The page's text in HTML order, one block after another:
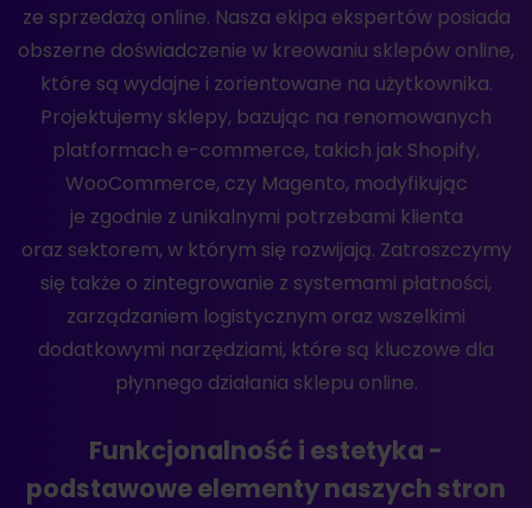
ze sprzedażą online. Nasza ekipa ekspertów posiada
obszerne doświadczenie w kreowaniu sklepów online,
które są wydajne i zorientowane na użytkownika.
Projektujemy sklepy, bazując na renomowanych
platformach e-commerce, takich jak Shopify,
WooCommerce, czy Magento, modyfikując
je zgodnie z unikalnymi potrzebami klienta
oraz sektorem, w którym się rozwijają. Zatroszczymy
się także o zintegrowanie z systemami płatności,
zarządzaniem logistycznym oraz wszelkimi
dodatkowymi narzędziami, które są kluczowe dla
płynnego działania sklepu online.
Funkcjonalność i estetyka -
podstawowe elementy naszych stron